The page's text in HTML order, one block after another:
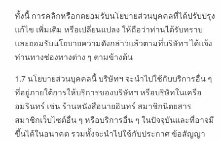
ทั้งนี้ การคลิกหรือกดยอมรับนโยบายส่วนบุคคลที่ได้ปรับปรุง
แก้ไข เพิ่มเติม หรือเปลี่ยนแปลง ให้ถือว่าท่านได้รับทราบ
และยอมรับนโยบายความดังกล่าวแล้วตามที่บริษัทฯ ได้แจ้ง
ท่านทางช่องทางต่าง ๆ ตามข้างต้น
1.7 นโยบายส่วนบุคคลนี้ บริษัทฯ จะนำไปใช้กับบริการอื่น ๆ
ที่อยู่ภายใต้การให้บริการของบริษัทฯ หรือบริษัทในเครือ
อมรินทร์ เช่น ร้านหนังสือนายอินทร์ สมาชิกนิตยสาร
สมาชิกเว็บไซต์อื่น ๆ หรือบริการอื่น ๆ ในปัจจุบันและที่อาจมี
ขึ้นได้ในอนาคต รวมทั้งจะนำไปใช้กับประกาศ ข้อสัญญา